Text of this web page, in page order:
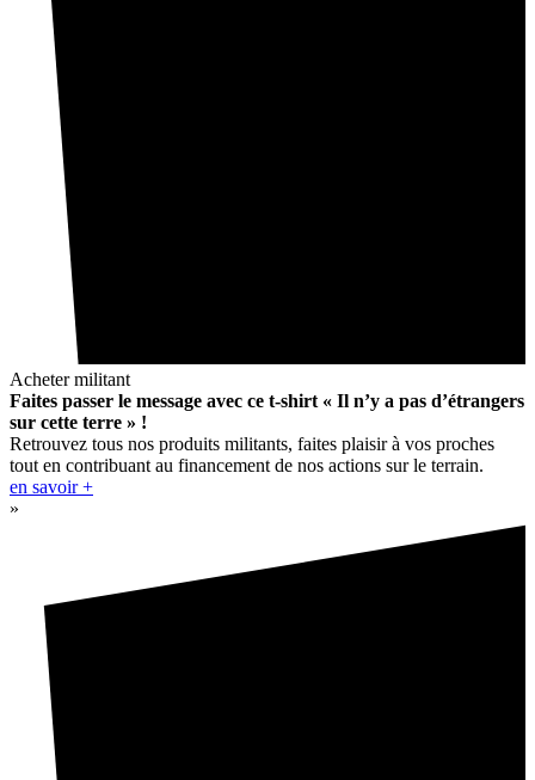
Acheter militant
Faites passer le message avec ce t-shirt « Il n’y a pas d’étrangers
sur cette terre » !
Retrouvez tous nos produits militants, faites plaisir à vos proches
tout en contribuant au financement de nos actions sur le terrain.
en savoir +
»